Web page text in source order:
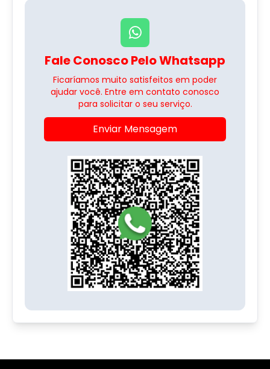
Fale Conosco Pelo Whatsapp
Ficaríamos muito satisfeitos em poder
ajudar você. Entre em contato conosco
para solicitar o seu serviço.
Enviar Mensagem